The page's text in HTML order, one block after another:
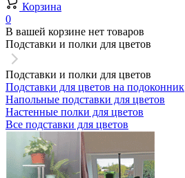
Корзина
0
В вашей корзине нет товаров
Подставки и полки для цветов
Подставки и полки для цветов
Подставки для цветов на подоконник
Напольные подставки для цветов
Настенные полки для цветов
Все подставки для цветов